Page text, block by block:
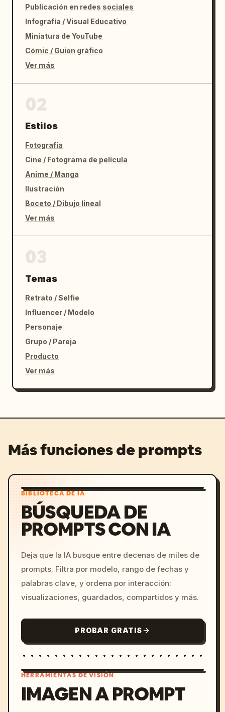
Publicación en redes sociales
Infografía / Visual Educativo
Miniatura de YouTube
Cómic / Guion gráfico
Ver más
Estilos
Fotografía
Cine / Fotograma de película
Anime / Manga
Ilustración
Boceto / Dibujo lineal
Ver más
Temas
Retrato / Selfie
Influencer / Modelo
Personaje
Grupo / Pareja
Producto
Ver más
Más funciones de prompts
BIBLIOTECA DE IA
BÚSQUEDA DE
PROMPTS CON IA
Deja que la IA busque entre decenas de miles de
prompts. Filtra por modelo, rango de fechas y
palabras clave, y ordena por interacción:
visualizaciones, guardados, compartidos y más.
PROBAR GRATIS
HERRAMIENTAS DE VISIÓN
IMAGEN A PROMPT